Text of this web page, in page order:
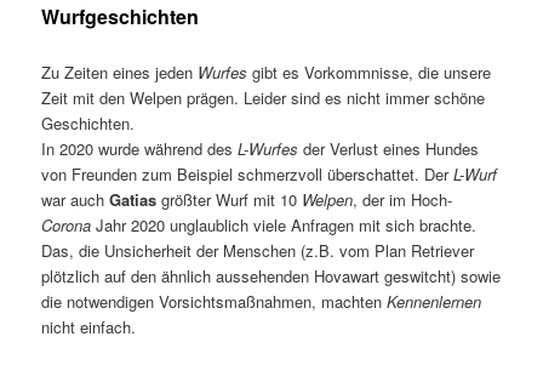
Wurfgeschichten
Zu Zeiten eines jeden Wurfes gibt es Vorkommnisse, die unsere
Zeit mit den Welpen prägen. Leider sind es nicht immer schöne
Geschichten.
In 2020 wurde während desL-Wurfes der Verlust eines Hundes
von Freunden zum Beispiel schmerzvoll überschattet. DerL-Wurf
war auchGatias größter Wurf mit 10 Welpen, der im Hoch-
Corona Jahr 2020 unglaublich viele Anfragen mit sich brachte.
Das, die Unsicherheit der Menschen (z.B. vom Plan Retriever
plötzlich auf den ähnlich aussehenden Hovawart geswitcht) sowie
die notwendigen Vorsichtsmaßnahmen, machtenKennenlernen
nicht einfach.